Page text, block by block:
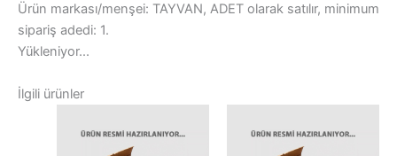
Ürün markası/menşei: TAYVAN, ADET olarak satılır, minimum
sipariş adedi: 1.
Yükleniyor...
İlgili ürünler